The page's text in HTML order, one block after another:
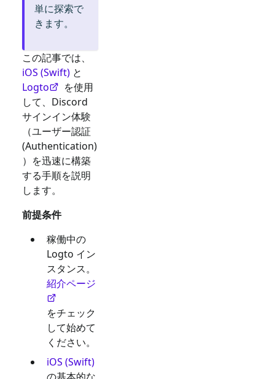
単に探索で
きます。
この記事では、
iOS (Swift) と
Logto
を使用
して、 Discord
サインイン体験
（ユーザー認証
(Authentication)
）を迅速に構築
する手順を説明
します。
前提条件
稼働中の
Logto イン
スタンス。
紹介ページ
をチェック
して始めて
ください。
iOS (Swift)